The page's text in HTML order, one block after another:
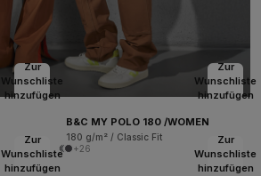
Zur
Wunschliste
hinzufügen
Zur
Wunschliste
hinzufügen
B&C MY POLO 180 /WOMEN
180 g/m² / Classic Fit
+26
Zur
Wunschliste
hinzufügen
Zur
Wunschliste
hinzufügen